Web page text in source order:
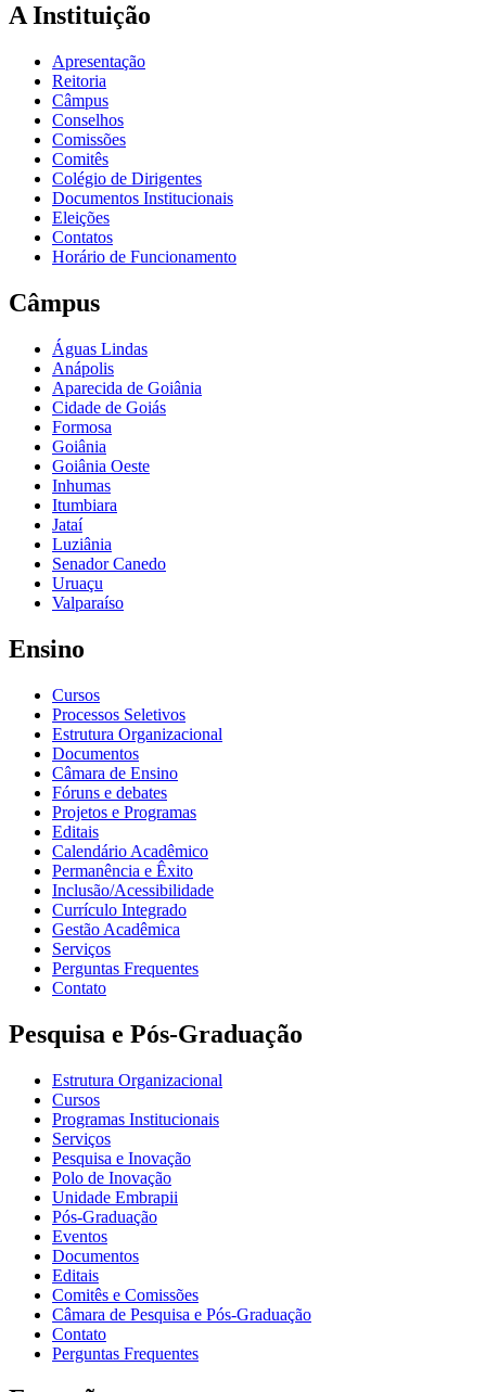
A Instituição
Apresentação
Reitoria
Câmpus
Conselhos
Comissões
Comitês
Colégio de Dirigentes
Documentos Institucionais
Eleições
Contatos
Horário de Funcionamento
Câmpus
Águas Lindas
Anápolis
Aparecida de Goiânia
Cidade de Goiás
Formosa
Goiânia
Goiânia Oeste
Inhumas
Itumbiara
Jataí
Luziânia
Senador Canedo
Uruaçu
Valparaíso
Ensino
Cursos
Processos Seletivos
Estrutura Organizacional
Documentos
Câmara de Ensino
Fóruns e debates
Projetos e Programas
Editais
Calendário Acadêmico
Permanência e Êxito
Inclusão/Acessibilidade
Currículo Integrado
Gestão Acadêmica
Serviços
Perguntas Frequentes
Contato
Pesquisa e Pós-Graduação
Estrutura Organizacional
Cursos
Programas Institucionais
Serviços
Pesquisa e Inovação
Polo de Inovação
Unidade Embrapii
Pós-Graduação
Eventos
Documentos
Editais
Comitês e Comissões
Câmara de Pesquisa e Pós-Graduação
Contato
Perguntas Frequentes